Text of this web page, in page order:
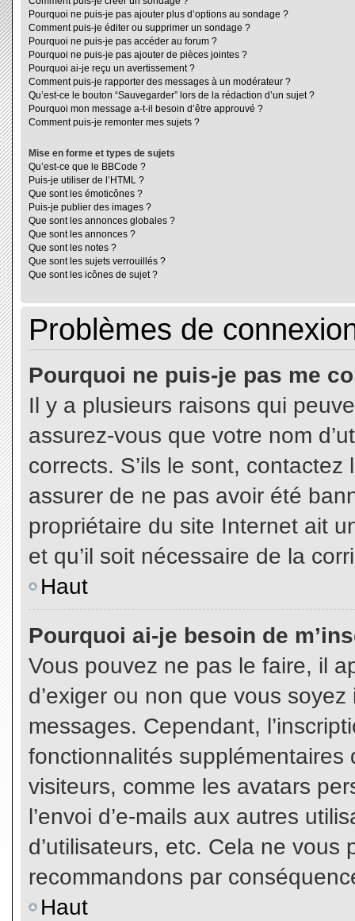
Pourquoi ne puis-je pas ajouter plus d’options au sondage ?
Comment puis-je éditer ou supprimer un sondage ?
Pourquoi ne puis-je pas accéder au forum ?
Pourquoi ne puis-je pas ajouter de pièces jointes ?
Pourquoi ai-je reçu un avertissement ?
Comment puis-je rapporter des messages à un modérateur ?
Qu’est-ce le bouton “Sauvegarder” lors de la rédaction d’un sujet ?
Pourquoi mon message a-t-il besoin d’être approuvé ?
Comment puis-je remonter mes sujets ?
Mise en forme et types de sujets
Qu’est-ce que le BBCode ?
Puis-je utiliser de l’HTML ?
Que sont les émoticônes ?
Puis-je publier des images ?
Que sont les annonces globales ?
Que sont les annonces ?
Que sont les notes ?
Que sont les sujets verrouillés ?
Que sont les icônes de sujet ?
Problèmes de
Pourquoi ne puis-je pas me
Il y a plusieurs raisons qui
assurez-vous que votre nom
corrects. S’ils le sont,
assurer de ne pas avoir été
propriétaire du site Internet ait
et qu’il soit nécessaire de la
Haut
Pourquoi ai-je besoin de
Vous pouvez ne pas le faire, il
d’exiger ou non que vous
messages. Cependant,
fonctionnalités
visiteurs, comme les avatars
l’envoi d’e-mails aux autres
d’utilisateurs, etc. Cela ne vous
recommandons par
Haut